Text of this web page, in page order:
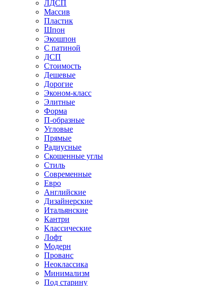
ЛДСП
Массив
Пластик
Шпон
Экошпон
С патиной
ДСП
Стоимость
Дешевые
Дорогие
Эконом-класс
Элитные
Форма
П-образные
Угловые
Прямые
Радиусные
Скошенные углы
Стиль
Современные
Евро
Английские
Дизайнерские
Итальянские
Кантри
Классические
Лофт
Модерн
Прованс
Неоклассика
Минимализм
Под старину